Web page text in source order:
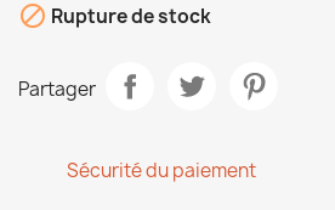
 Rupture de stock
Partager
Sécurité du paiement